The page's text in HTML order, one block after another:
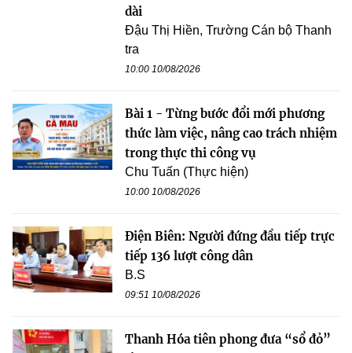
dài
Đậu Thị Hiền, Trường Cán bộ Thanh
tra
10:00 10/08/2026
Bài 1 - Từng bước đổi mới phương
thức làm việc, nâng cao trách nhiệm
trong thực thi công vụ
Chu Tuấn (Thực hiện)
10:00 10/08/2026
Điện Biên: Người đứng đầu tiếp trực
tiếp 136 lượt công dân
B.S
09:51 10/08/2026
Thanh Hóa tiên phong đưa “sổ đỏ”